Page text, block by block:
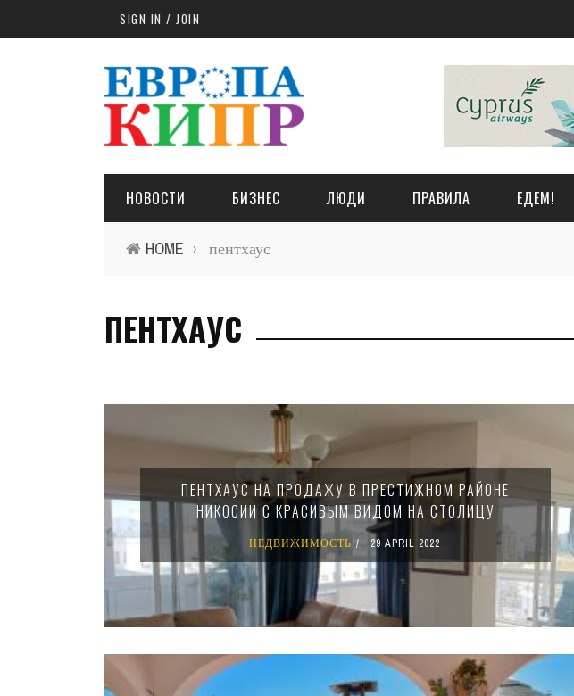
Skip to main contentSIGN IN / JOIN
НОВОСТИ БИЗНЕС ЛЮДИ ПРАВИЛА ЕДЕМ!
HOME › пентхаус
ПЕНТХАУС
ПЕНТХАУС НА ПРОДАЖУ В ПРЕСТИЖНОМ РАЙОНЕ
НИКОСИИ С КРАСИВЫМ ВИДОМ НА СТОЛИЦУ
НЕДВИЖИМОСТЬ 29 APRIL 2022